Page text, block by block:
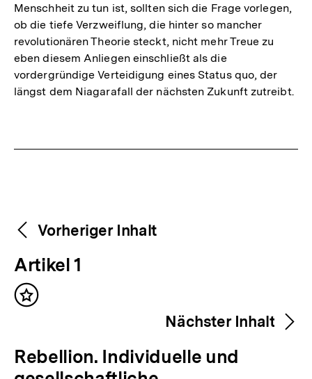
Menschheit zu tun ist, sollten sich die Frage vorlegen,
ob die tiefe Verzweiflung, die hinter so mancher
revolutionären Theorie steckt, nicht mehr Treue zu
eben diesem Anliegen einschließt als die
vordergründige Verteidigung eines Status quo, der
längst dem Niagarafall der nächsten Zukunft zutreibt.
Weitere
Inhalte
Content-
Navigation
Vorheriger Inhalt
V
o
r
e
r
Artikel 1
Inhalt
Nächster Inhalt
N
Rebellion. Individuelle und